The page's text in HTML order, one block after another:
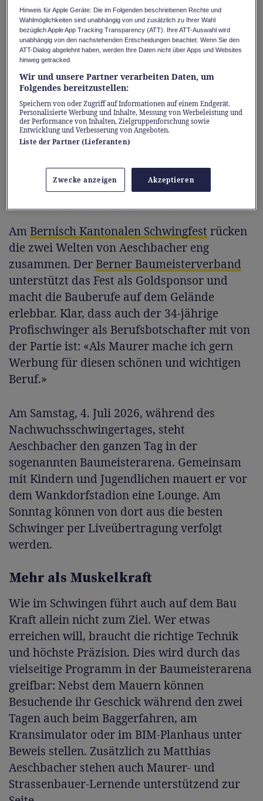
Wenn Matthias Aeschbacher im Ring steht,
wirkt vieles schon fast unspektakulär. Jeder
Griff sitzt, der Körper weiss, was zu tun ist.
Dass Aeschbacher diese Ruhe auch abseits
des Rings auszeichnet, beweist er an einem
Ort, der auf den ersten Blick überrascht: auf
der Baustelle. Der Emmentaler Routinier ist
nämlich nicht nur Spitzensportler, sondern
auch stolzer Maurer und Bauvorarbeiter.
ebenso präzise wie im Sägemehl.
Tradition trifft Handwerk
AmBernisch Kantonalen Schwingfest rücken
die zwei Welten von Aeschbacher eng
zusammen. DerBerner Baumeisterverband
unterstützt das Fest als Goldsponsor und
macht die Bauberufe auf dem Gelände
erlebbar. Klar, dass auch der 34-jährige
Profischwinger als Berufsbotschafter mit von
der Partie ist: «Als Maurer mache ich gern
Werbung für diesen schönen und wichtigen
Beruf.»
Am Samstag, 4. Juli 2026, während des
Nachwuchsschwingertages, steht
Aeschbacher den ganzen Tag in der
sogenannten Baumeisterarena. Gemeinsam
mit Kindern und Jugendlichen mauert er vor
dem Wankdorfstadion eine Lounge. Am
Sonntag können von dort aus die besten
Schwinger per Liveübertragung verfolgt
werden.
Mehr als Muskelkraft
Wie im Schwingen führt auch auf dem Bau
Kraft allein nicht zum Ziel. Wer etwas
erreichen will, braucht die richtige Technik
und höchste Präzision. Dies wird durch das
vielseitige Programm in der Baumeisterarena
greifbar: Nebst dem Mauern können
Besuchende ihr Geschick während den zwei
Tagen auch beim Baggerfahren, am
Kransimulator oder im BIM-Planhaus unter
Beweis stellen. Zusätzlich zu Matthias
Aeschbacher stehen auch Maurer- und
Strassenbauer-Lernende unterstützend zur
Hinweis für Apple Geräte: Die im Folgenden beschriebenen Rechte und
Wahlmöglichkeiten sind unabhängig von und zusätzlich zu Ihrer Wahl
bezüglich Apple App Tracking Transparency (ATT). Ihre ATT-Auswahl wird
unabhängig von den nachstehenden Entscheidungen beachtet. Wenn Sie den
ATT-Dialog abgelehnt haben, werden Ihre Daten nicht über Apps und Websites
hinweg getracked.
Wir und unsere Partner verarbeiten Daten, um
Folgendes bereitzustellen:
Speichern von oder Zugriff auf Informationen auf einem Endgerät.
Personalisierte Werbung und Inhalte, Messung von Werbeleistung und
der Performance von Inhalten, Zielgruppenforschung sowie
Entwicklung und Verbesserung von Angeboten.
Liste der Partner (Lieferanten)
Zwecke anzeigen Akzeptieren